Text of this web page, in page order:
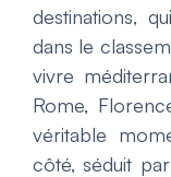
destinations,
dans le
vivre
Rome,
véritable
côté, séduit